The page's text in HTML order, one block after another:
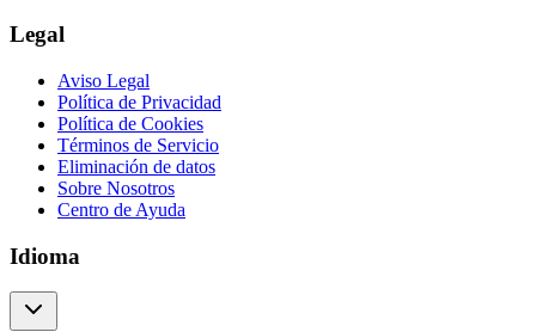
Legal
Aviso Legal
Política de Privacidad
Política de Cookies
Términos de Servicio
Eliminación de datos
Sobre Nosotros
Centro de Ayuda
Idioma